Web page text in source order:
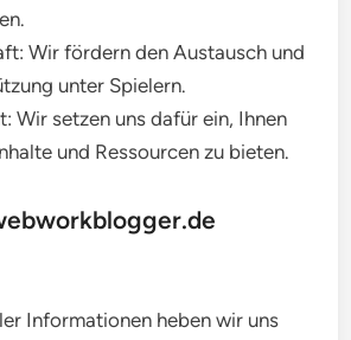
Wir fördern den Austausch und
unter Spielern.
Wir setzen uns dafür ein, Ihnen
und Ressourcen zu bieten.
Informationen heben wir uns